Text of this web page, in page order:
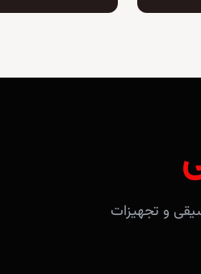
موسیقی و تجهیزات